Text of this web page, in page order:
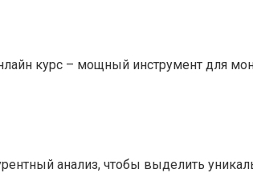
курс – мощный инструмент для
анализ, чтобы выделить